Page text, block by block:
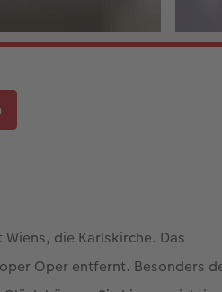
die Karlskirche. Das
Oper entfernt. Besonders der